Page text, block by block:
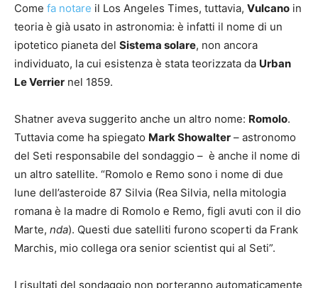
Come fa notare il Los Angeles Times, tuttavia, Vulcano in
teoria è già usato in astronomia: è infatti il nome di un
ipotetico pianeta del Sistema solare, non ancora
individuato, la cui esistenza è stata teorizzata da Urban
Le Verrier nel 1859.
Shatner aveva suggerito anche un altro nome: Romolo.
Tuttavia come ha spiegato Mark Showalter – astronomo
del Seti responsabile del sondaggio – è anche il nome di
un altro satellite. “Romolo e Remo sono i nome di due
lune dell’asteroide 87 Silvia (Rea Silvia, nella mitologia
romana è la madre di Romolo e Remo, figli avuti con il dio
Marte, nda). Questi due satelliti furono scoperti da Frank
Marchis, mio collega ora senior scientist qui al Seti”.
I risultati del sondaggio non porteranno automaticamente